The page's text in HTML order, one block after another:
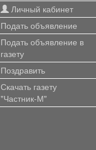
Личный кабинет
Подать объявление
Подать объявление в
газету
Поздравить
Скачать газету
"Частник-М"